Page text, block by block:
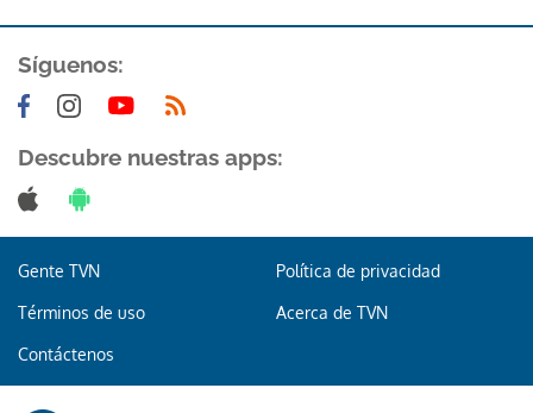
Síguenos:
Descubre nuestras apps:
Gente TVN Política de privacidad
Términos de uso Acerca de TVN
Contáctenos